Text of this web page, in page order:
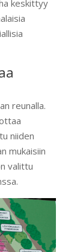
keskittyy
reunalla.
niiden
mukaisiin
valittu